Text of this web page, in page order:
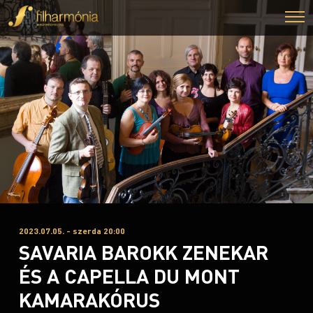
2023.07.05. - szerda 20:00
SAVARIA BAROKK ZENEKAR
ÉS A CAPELLA DU MONT
KAMARAKÓRUS